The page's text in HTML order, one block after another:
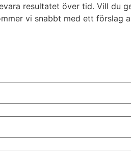
resultatet över tid. Vill du
vi snabbt med ett förslag